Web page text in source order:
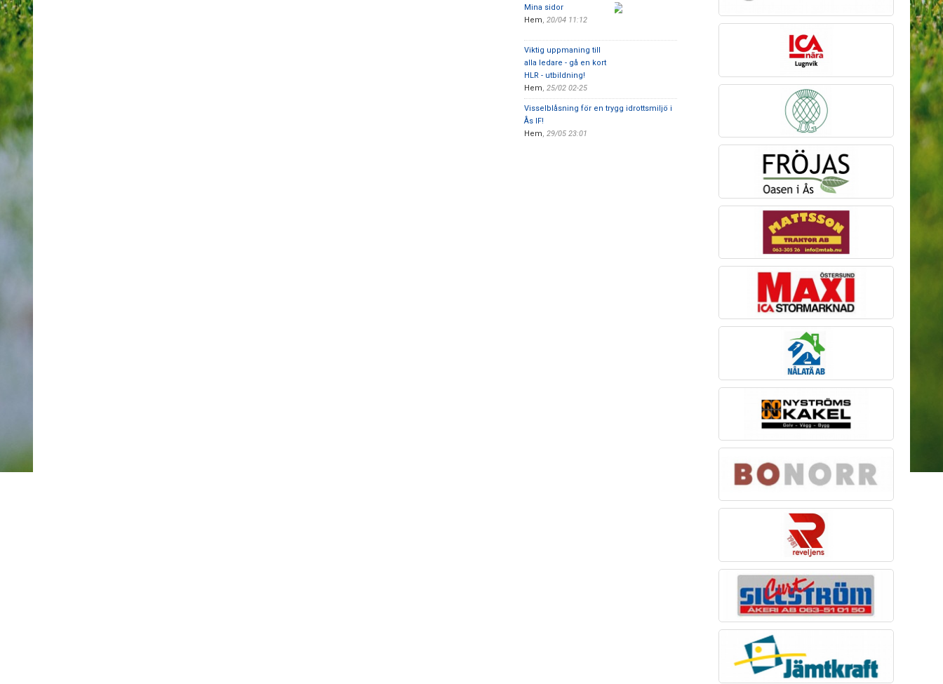
Mina sidor
Hem, 20/04 11:12
Viktig uppmaning till
alla ledare - gå en kort
HLR - utbildning!
Hem, 25/02 02-25
Visselblåsning för en trygg idrottsmiljö i
Ås IF!
Hem, 29/05 23:01